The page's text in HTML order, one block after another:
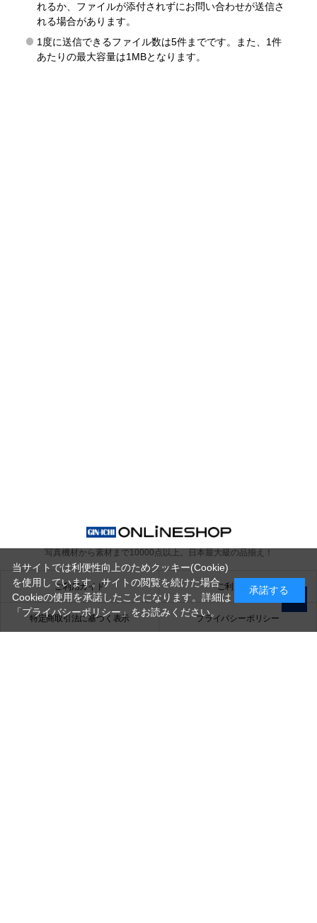
れるか、ファイルが添付されずにお問い合わせが送信さ
れる場合があります。
1度に送信できるファイル数は5件までです。また、1件
あたりの最大容量は1MBとなります。
写真機材から素材まで10000点以上。 日本最大級の品揃え！
ご利用ガイド ご利用規約
特定商取引法に基づく表示 プライバシーポリシー
当サイトでは利便性向上のためクッキー(Cookie)
を使用しています。サイトの閲覧を続けた場合
Cookieの使用を承諾したことになります。詳細は
「プライバシーポリシー」 をお読みください。
承諾する